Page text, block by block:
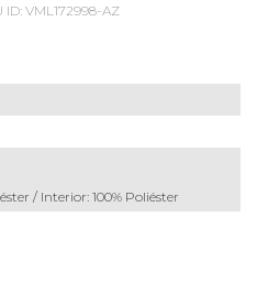
VML172998-AZ
/ Interior: 100% Poliéster